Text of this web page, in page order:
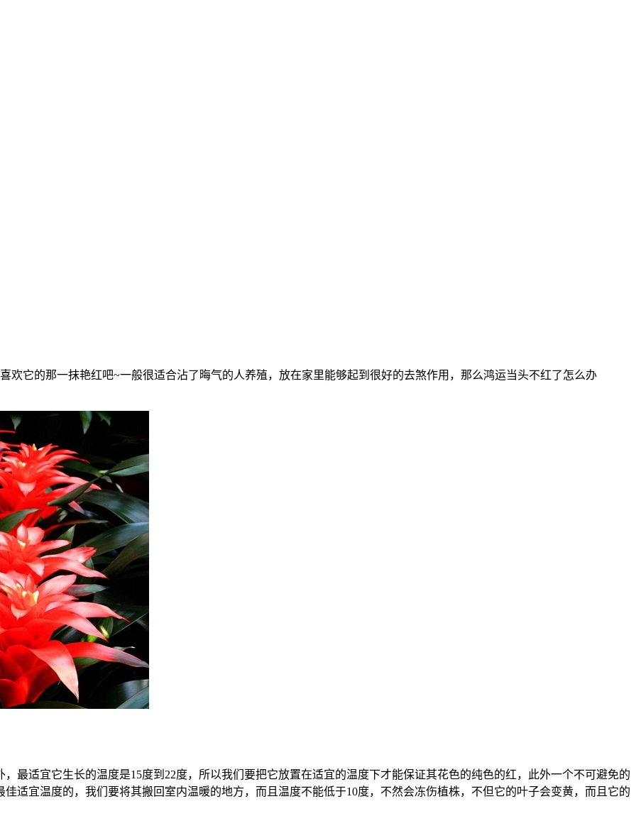
欢它的那一抹艳红吧~一般很适合沾了晦气的人养殖，放在家里能够起到很好的去煞作用，那么鸿运当头不红了怎么办
最适宜它生长的温度是15度到22度，所以我们要把它放置在适宜的温度下才能保证其花色的纯色的红，此外一个不可避免的
适宜温度的，我们要将其搬回室内温暖的地方，而且温度不能低于10度，不然会冻伤植株，不但它的叶子会变黄，而且它的